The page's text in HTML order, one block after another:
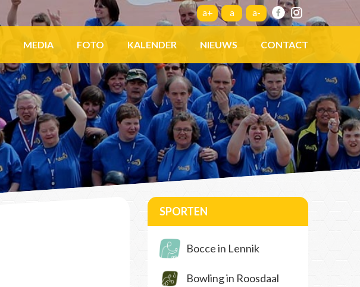
a+ a a-
MEDIA FOTO KALENDER NIEUWS CONTACT
SPORTEN
Bocce in Lennik
Bowling in Roosdaal